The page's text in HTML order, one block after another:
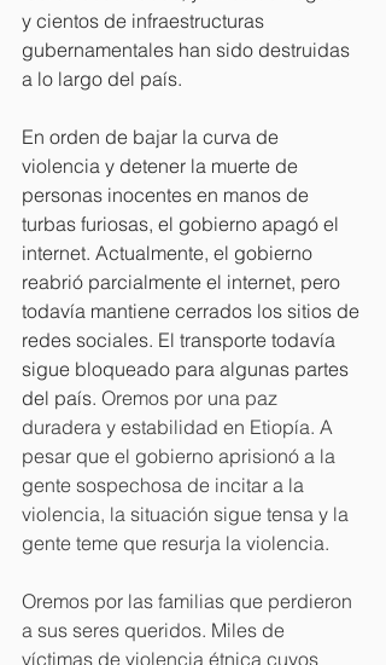
y cientos de infraestructuras
gubernamentales han sido destruidas
a lo largo del país.
En orden de bajar la curva de
violencia y detener la muerte de
personas inocentes en manos de
turbas furiosas, el gobierno apagó el
internet. Actualmente, el gobierno
reabrió parcialmente el internet, pero
todavía mantiene cerrados los sitios de
redes sociales. El transporte todavía
sigue bloqueado para algunas partes
del país. Oremos por una paz
duradera y estabilidad en Etiopía. A
pesar que el gobierno aprisionó a la
gente sospechosa de incitar a la
violencia, la situación sigue tensa y la
gente teme que resurja la violencia.
Oremos por las familias que perdieron
a sus seres queridos. Miles de
víctimas de violencia étnica cuyos